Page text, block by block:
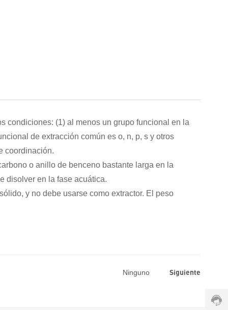
condiciones: (1) al menos un grupo funcional en la
de extracción común es o, n, p, s y otros
coordinación.
o anillo de benceno bastante larga en la
disolver en la fase acuática.
y no debe usarse como extractor. El peso
Ninguno Siguiente